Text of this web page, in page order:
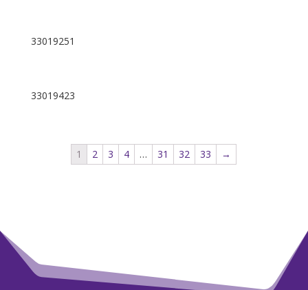
33019251
33019423
1 2 3 4 … 31 32 33 →